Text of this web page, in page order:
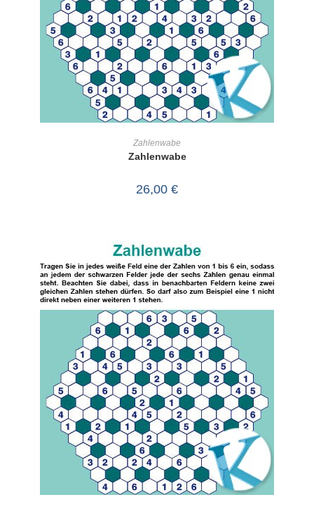
Zahlenwabe
Zahlenwabe
26,00 €